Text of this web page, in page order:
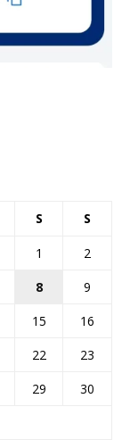
S S
1
2
8
9
15
16
22
23
29
30